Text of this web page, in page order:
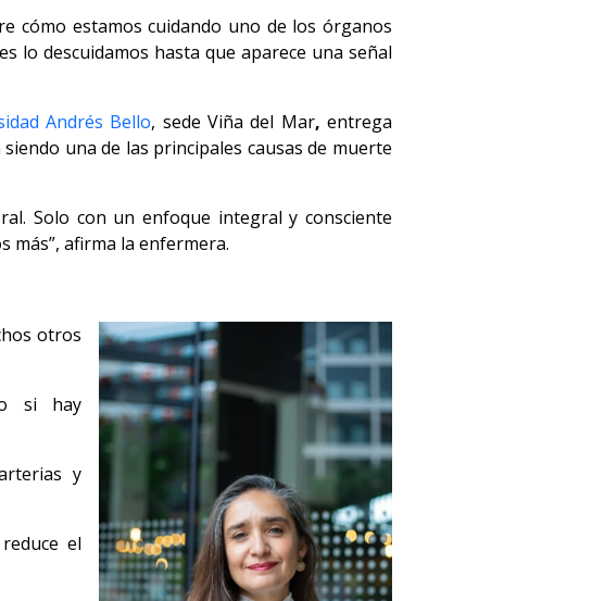
cómo estamos cuidando uno de los órganos
lo descuidamos hasta que aparece una señal
Andrés Bello, sede Viña del Mar,entrega
una de las principales causas de muerte
Solo con un enfoque integral y consciente
más”, afirma la enfermera.
otros
si hay
y
el